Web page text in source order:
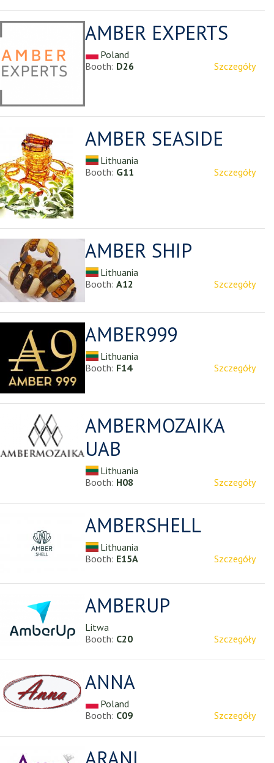
AMBER EXPERTS
Poland
Booth: D26 Szczegóły
AMBER SEASIDE
Lithuania
Booth: G11 Szczegóły
AMBER SHIP
Lithuania
Booth:A12 Szczegóły
AMBER999
Lithuania
Booth: F14 Szczegóły
AMBERMOZAIKA
UAB
Lithuania
Booth: H08 Szczegóły
AMBERSHELL
Lithuania
Booth: E15A Szczegóły
AMBERUP
Litwa
Booth: C20 Szczegóły
ANNA
Poland
Booth: C09 Szczegóły